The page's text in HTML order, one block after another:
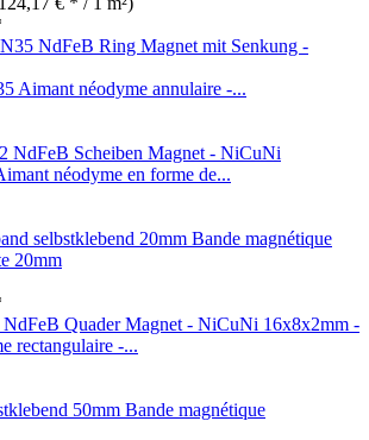
Aimant néodyme annulaire -...
néodyme en forme de...
Bande magnétique
20mm
16x8x2mm -
rectangulaire -...
Bande magnétique